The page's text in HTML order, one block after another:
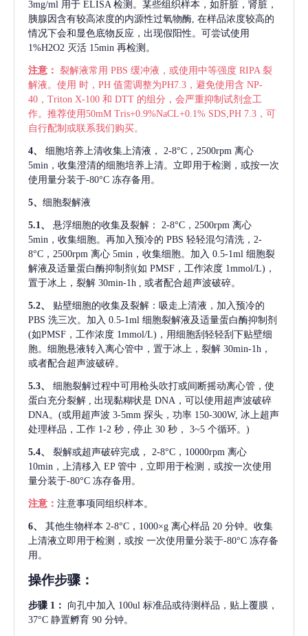
3mg/ml 用于 ELISA 检测。某些组织样本，如肝脏，肾脏，
胰腺因含有较高浓度的内源性过氧物酶, 在样品浓度较高的
情况下会和显色底物反应，出现假阳性。可尝试使用
1%H2O2 灭活 15min 再检测。
注意： 裂解液常用 PBS 缓冲液，或使用中等强度 RIPA 裂
解液。使用 时，PH 值需调整为PH7.3，避免使用含 NP-
40，Triton X-100 和 DTT 的组分，会严重抑制试剂盒工
作。推荐使用50mM Tris+0.9%NaCL+0.1% SDS,PH 7.3，可
自行配制或联系我们购买。
4、 细胞培养上清收集上清液，
2-8°C，2500rpm 离心
5min，收集澄清的细胞培养上清。立即用于检测，或按一次
使用量分装于-80°C 冻存备用。
5、 细胞裂解液
5.1、 悬浮细胞的收集及裂解：
2-8°C，2500rpm 离心
5min，收集细胞。再加入预冷的 PBS 轻轻混匀清洗，2-
8°C，2500rpm 离心 5min，收集细胞。加入 0.5-1ml 细胞裂
解液及适量蛋白酶抑制剂(如 PMSF，工作浓度 1mmol/L)，
置于冰上，裂解 30min-1h , 或者配合超声波破碎。
5.2、
贴壁细胞的收集及裂解：吸走上清液，加入预冷的
PBS 洗三次。加入 0.5-1ml 细胞裂解液及适量蛋白酶抑制剂
(如PMSF，工作浓度 1mmol/L)，用细胞刮轻轻刮下贴壁细
胞。细胞悬液转入离心管中，置于冰上，裂解 30min-1h，
或者配合超声波破碎。
5.3、
细胞裂解过程中可用枪头吹打或间断摇动离心管，使
蛋白充分裂解
, 出现黏糊状是 DNA，可以使用超声波破碎
DNA。(或用超声波 3-5mm 探头，功率 150-300W, 冰上超声
处理样品，工作 1-2 秒，停止 30 秒， 3~5 个循环。)
5.4、 裂解或超声破碎完成，
2-8°C，10000rpm 离心
10min，上清移入 EP 管中，立即用于检测，或按一次使用
量分装于-80°C 冻存备用。
注意： 注意事项同组织样本。
6、 其他生物样本 2-8°C，1000×g 离心样品 20 分钟。收集
上清液立即用于检测，或按 一次使用量分装于-80°C 冻存备
用。
操作步骤：
步骤 1： 向孔中加入 100ul 标准品或待测样品，贴上覆膜，
37°C 静置孵育 90 分钟。